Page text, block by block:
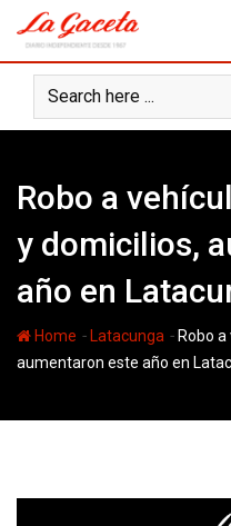
content
Robo a
y domicilios,
año en
Home - Latacunga - Robo
aumentaron este año en